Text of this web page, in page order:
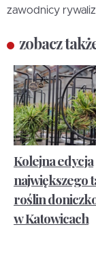
zawodnicy
zobacz
Kolejna edycja
największego
roślin
w Katowicach